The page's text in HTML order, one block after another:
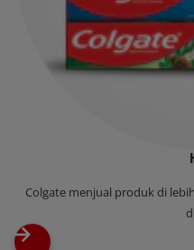
‌Colgate menjual produk di